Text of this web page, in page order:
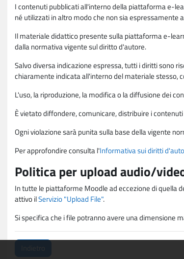
I contenuti pubblicati all'interno della piattaforma e-
né utilizzati in altro modo che non sia
Il materiale didattico presente sulla piattaforma e-
dalla normativa vigente sul diritto d'autore.
Salvo diversa indicazione espressa, tutti i diritti sono
chiaramente indicata all'interno del materiale stesso,
L'uso, la riproduzione, la modifica o la diffusione dei
È vietato diffondere, comunicare, distribuire i
Ogni violazione sarà punita sulla base della vigente
Per approfondire consulta l'Informativa sui diritti
Politica per upload audio/
In tutte le piattaforme Moodle ad eccezione di quella
attivo ilServizio "Upload File".
Si specifica che i file potranno avere una dimensione
Indietro